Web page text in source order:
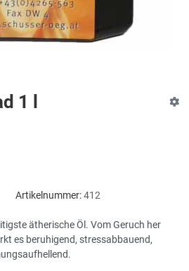
1 l
Artikelnummer: 412
ätherische Öl. Vom Geruch her
es beruhigend, stressabbauend,